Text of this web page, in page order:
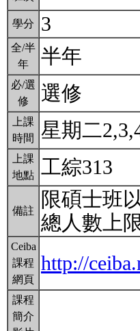
學分 3
全/半
年
半年
必/選
修
選修
上課
時間
星期二
上課
地點 工綜313
備註
限碩士班
總人數上
Ceiba
課程
網頁
http://
課程
簡介